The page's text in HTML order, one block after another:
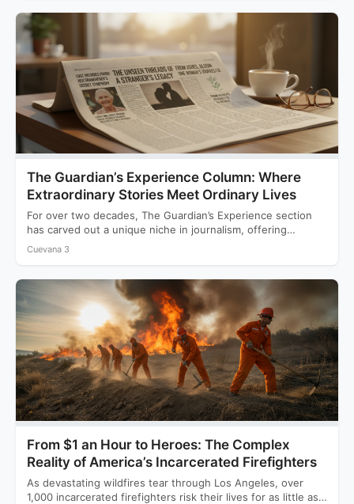
The Guardian’s Experience Column: Where
Extraordinary Stories Meet Ordinary Lives
For over two decades, The Guardian’s Experience section
has carved out a unique niche in journalism, offering
readers…
Cuevana 3
From $1 an Hour to Heroes: The Complex
Reality of America’s Incarcerated Firefighters
As devastating wildfires tear through Los Angeles, over
1,000 incarcerated firefighters risk their lives for as little as…